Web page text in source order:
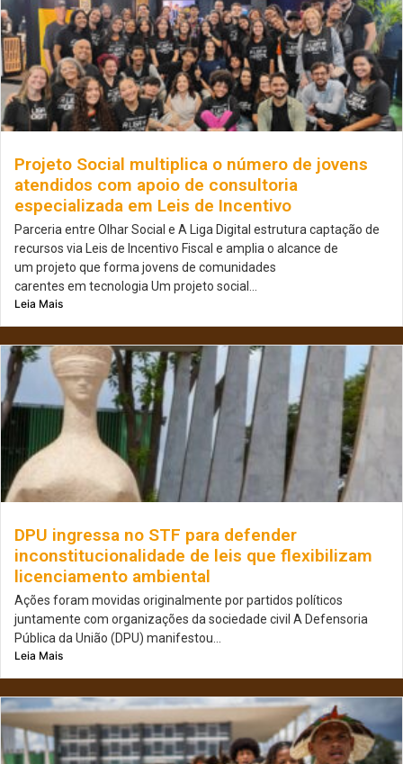
Projeto Social multiplica o número de jovens
atendidos com apoio de consultoria
especializada em Leis de Incentivo
Parceria entre Olhar Social e A Liga Digital estrutura captação de
recursos via Leis de Incentivo Fiscal e amplia o alcance de
um projeto que forma jovens de comunidades
carentes em tecnologia Um projeto social...
Leia Mais
DPU ingressa no STF para defender
inconstitucionalidade de leis que flexibilizam
licenciamento ambiental
Ações foram movidas originalmente por partidos políticos
juntamente com organizações da sociedade civil A Defensoria
Pública da União (DPU) manifestou...
Leia Mais